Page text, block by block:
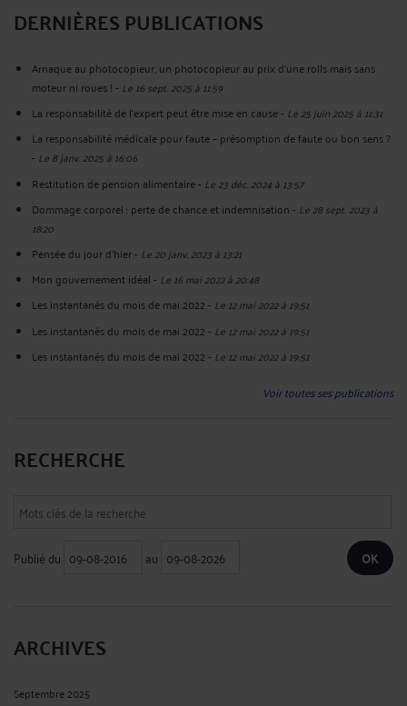
DERNIÈRES PUBLICATIONS
Arnaque au photocopieur, un photocopieur au prix d'une rolls mais sans
moteur ni roues !- Le 16 sept. 2025 à 11:59
La responsabilité de l’expert peut être mise en cause- Le 25 juin 2025 à 11:31
La responsabilité médicale pour faute – présomption de faute ou bon sens ?
- Le 8 janv. 2025 à 16:06
Restitution de pension alimentaire- Le 23 déc. 2024 à 13:57
Dommage corporel : perte de chance et indemnisation- Le 28 sept. 2023 à
18:20
Pensée du jour d'hier- Le 20 janv. 2023 à 13:21
Mon gouvernement idéal- Le 16 mai 2022 à 20:48
Les instantanés du mois de mai 2022- Le 12 mai 2022 à 19:51
Les instantanés du mois de mai 2022- Le 12 mai 2022 à 19:51
Les instantanés du mois de mai 2022- Le 12 mai 2022 à 19:51
Voir toutes ses publications
RECHERCHE
Publié du au
ARCHIVES
Septembre 2025